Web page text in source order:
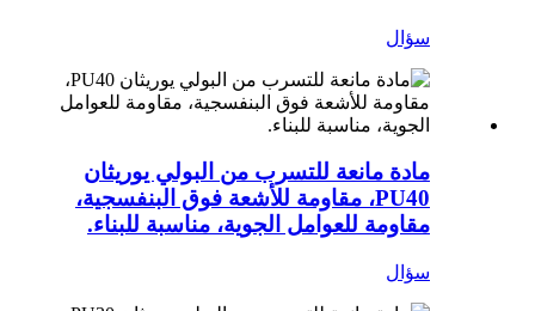
سؤال
مادة مانعة للتسرب من البولي يوريثان
PU40، مقاومة للأشعة فوق البنفسجية،
مقاومة للعوامل الجوية، مناسبة للبناء.
سؤال